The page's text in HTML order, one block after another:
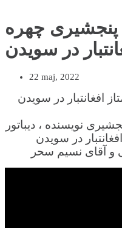
چهره
در سویدن
22 maj, 2022
افغانتبار در سویدن
نویسنده ، دیباتور
در سویدن
و آقای نسیم سحر